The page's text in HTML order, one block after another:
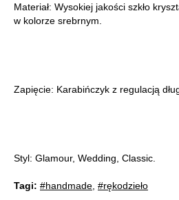
Materiał: Wysokiej jakości szkło
w kolorze srebrnym.
Zapięcie: Karabińczyk z regulacją
Styl: Glamour, Wedding, Classic.
Tagi: #handmade #rękodzieło